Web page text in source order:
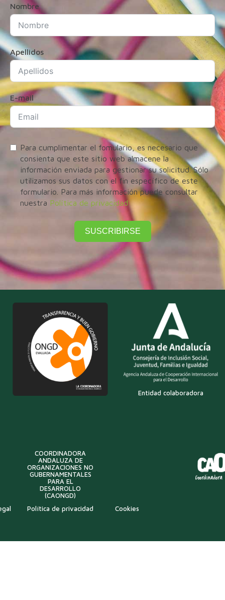
Nombre
Apellidos
E-mail
Para cumplimentar el fomulario, es necesario que
consienta que este sitio web almacene la
información enviada para gestionar su solicitud. Sólo
utilizamos sus datos con el fin específico de este
formulario. Para más información puede consultar
nuestra Política de privacidad
SUSCRIBIRSE
Entidad colaboradora
COORDINADORA
ANDALUZA DE
ORGANIZACIONES NO
GUBERNAMENTALES
PARA EL
DESARROLLO
(CAONGD)
Política de privacidad Cookies